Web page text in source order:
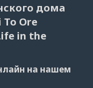
дома
To Ore
in the
на нашем